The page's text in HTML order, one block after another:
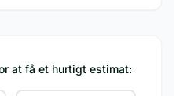
at få et hurtigt estimat: